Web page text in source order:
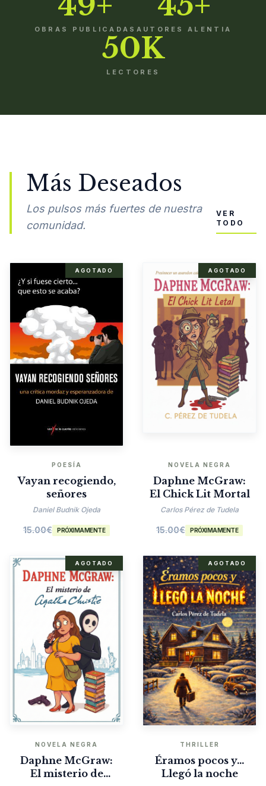
OBRAS PUBLICADAS AUTORES ALENTIA
50K
LECTORES
Más Deseados
Los pulsos más fuertes de nuestra
comunidad.
VER
TODO
AGOTADO
POESÍA
Vayan recogiendo,
señores
Daniel Budnik Ojeda
15.00€ PRÓXIMAMENTE
AGOTADO
NOVELA NEGRA
Daphne McGraw:
El Chick Lit Mortal
Carlos Pérez de Tudela
15.00€ PRÓXIMAMENTE
AGOTADO
NOVELA NEGRA
Daphne McGraw:
El misterio de
AGOTADO
THRILLER
Éramos pocos y…
Llegó la noche